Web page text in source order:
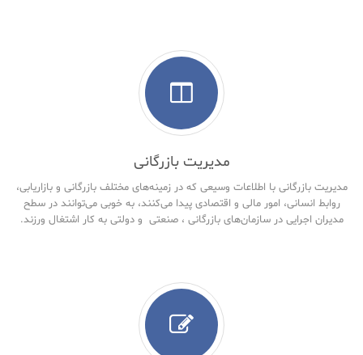
مدیریت بازرگانی
مدیریت بازرگانی با اطلاعات وسیعی که در زمینه‌های مختلف بازرگانی و بازاریابی،
روابط انسانی، امور مالی و اقتصادی پیدا می‌کنند، به خوبی می‌توانند در سطح
مدیران اجرایی در سازمان‌های بازرگانی ، صنعتی و دولتی به کار اشتغال ورزند.